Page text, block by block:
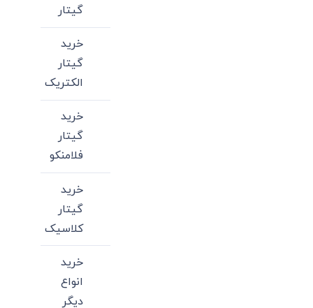
گیتار
خرید
گیتار
الکتریک
خرید
گیتار
فلامنکو
خرید
گیتار
کلاسیک
خرید
انواع
دیگر